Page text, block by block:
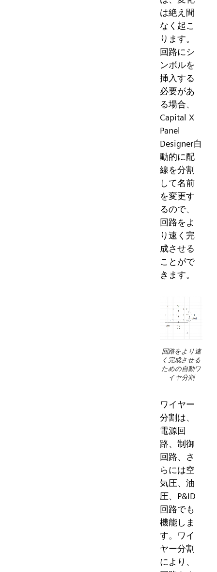
は絶え間
なく起こ
ります。
回路にシ
ンボルを
挿入する
必要があ
る場合、
Capital X
Panel
Designer自
動的に配
線を分割
して名前
を変更す
るので、
回路をよ
り速く完
成させる
ことがで
きます。
回路をより速
く完成させる
ための自動ワ
イヤ分割
ワイヤー
分割は、
電源回
路、制御
回路、さ
らには空
気圧、油
圧、P&ID
回路でも
機能しま
す。ワイ
ヤー分割
により、